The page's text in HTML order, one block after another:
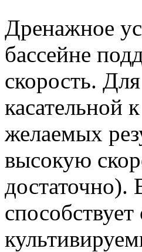
Дренажное
бассейне
скорость.
касательной
желаемых
высокую
достаточно).